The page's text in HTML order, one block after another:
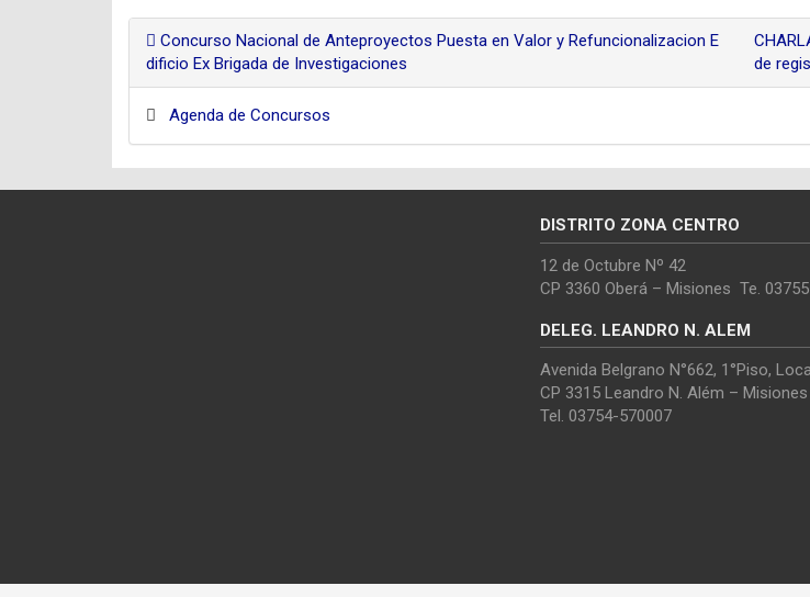
Concurso Nacional de Anteproyectos Puesta en Valor y Refuncionalizacion E
dificio Ex Brigada de Investigaciones
de
Agenda de Concursos
DISTRITO ZONA CENTRO
12 de Octubre Nº 42
CP 3360 Oberá – Misiones Te.
DELEG. LEANDRO N. ALEM
Avenida Belgrano N°662, 1°Piso,
CP 3315 Leandro N. Além – Misiones
Tel. 03754-570007